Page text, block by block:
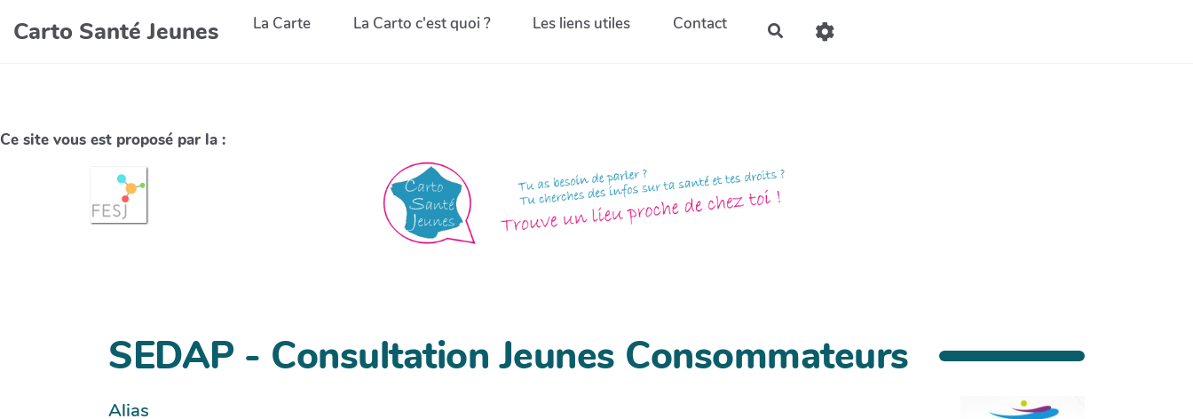
Carto Santé Jeunes La Carte La Carto c'est quoi ? Les liens utiles Contact
Ce site vous est proposé par la :
SEDAP - Consultation Jeunes Consommateurs
Alias